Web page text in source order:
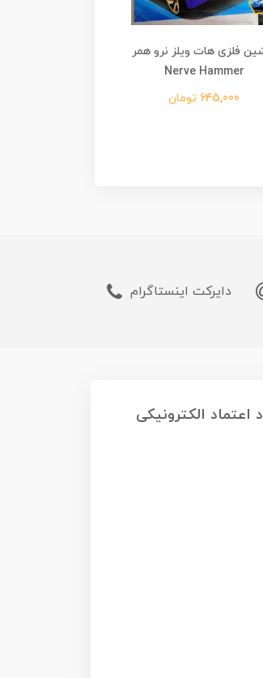
فلزی هات ویلز نرو همر
Nerve Hammer
645,000 تومان
دایرکت اینستاگرام
اعتماد الکترونیکی